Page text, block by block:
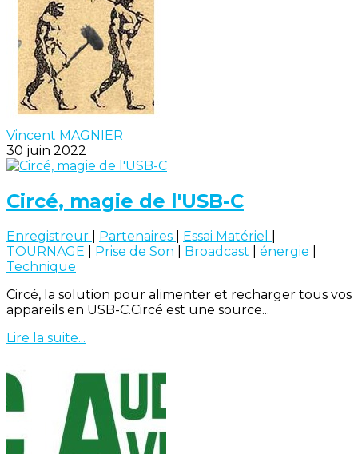
Vincent MAGNIER
30 juin 2022
Circé, magie de l'USB-C
Enregistreur Partenaires Essai Matériel
TOURNAGE
Prise de Son Broadcast énergie
Technique
Circé, la solution pour alimenter et recharger tous vos
appareils en USB-C.Circé est une source...
Lire la suite...